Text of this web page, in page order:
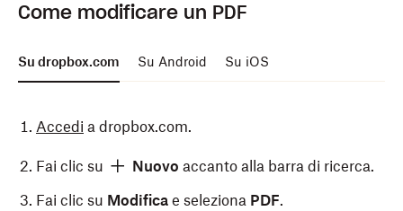
Come modificare un PDF
Su dropbox.com Su Android Su iOS
Accedi a dropbox.com.
Fai clic su Nuovo accanto alla barra di ricerca.
Fai clic su Modifica e seleziona PDF.